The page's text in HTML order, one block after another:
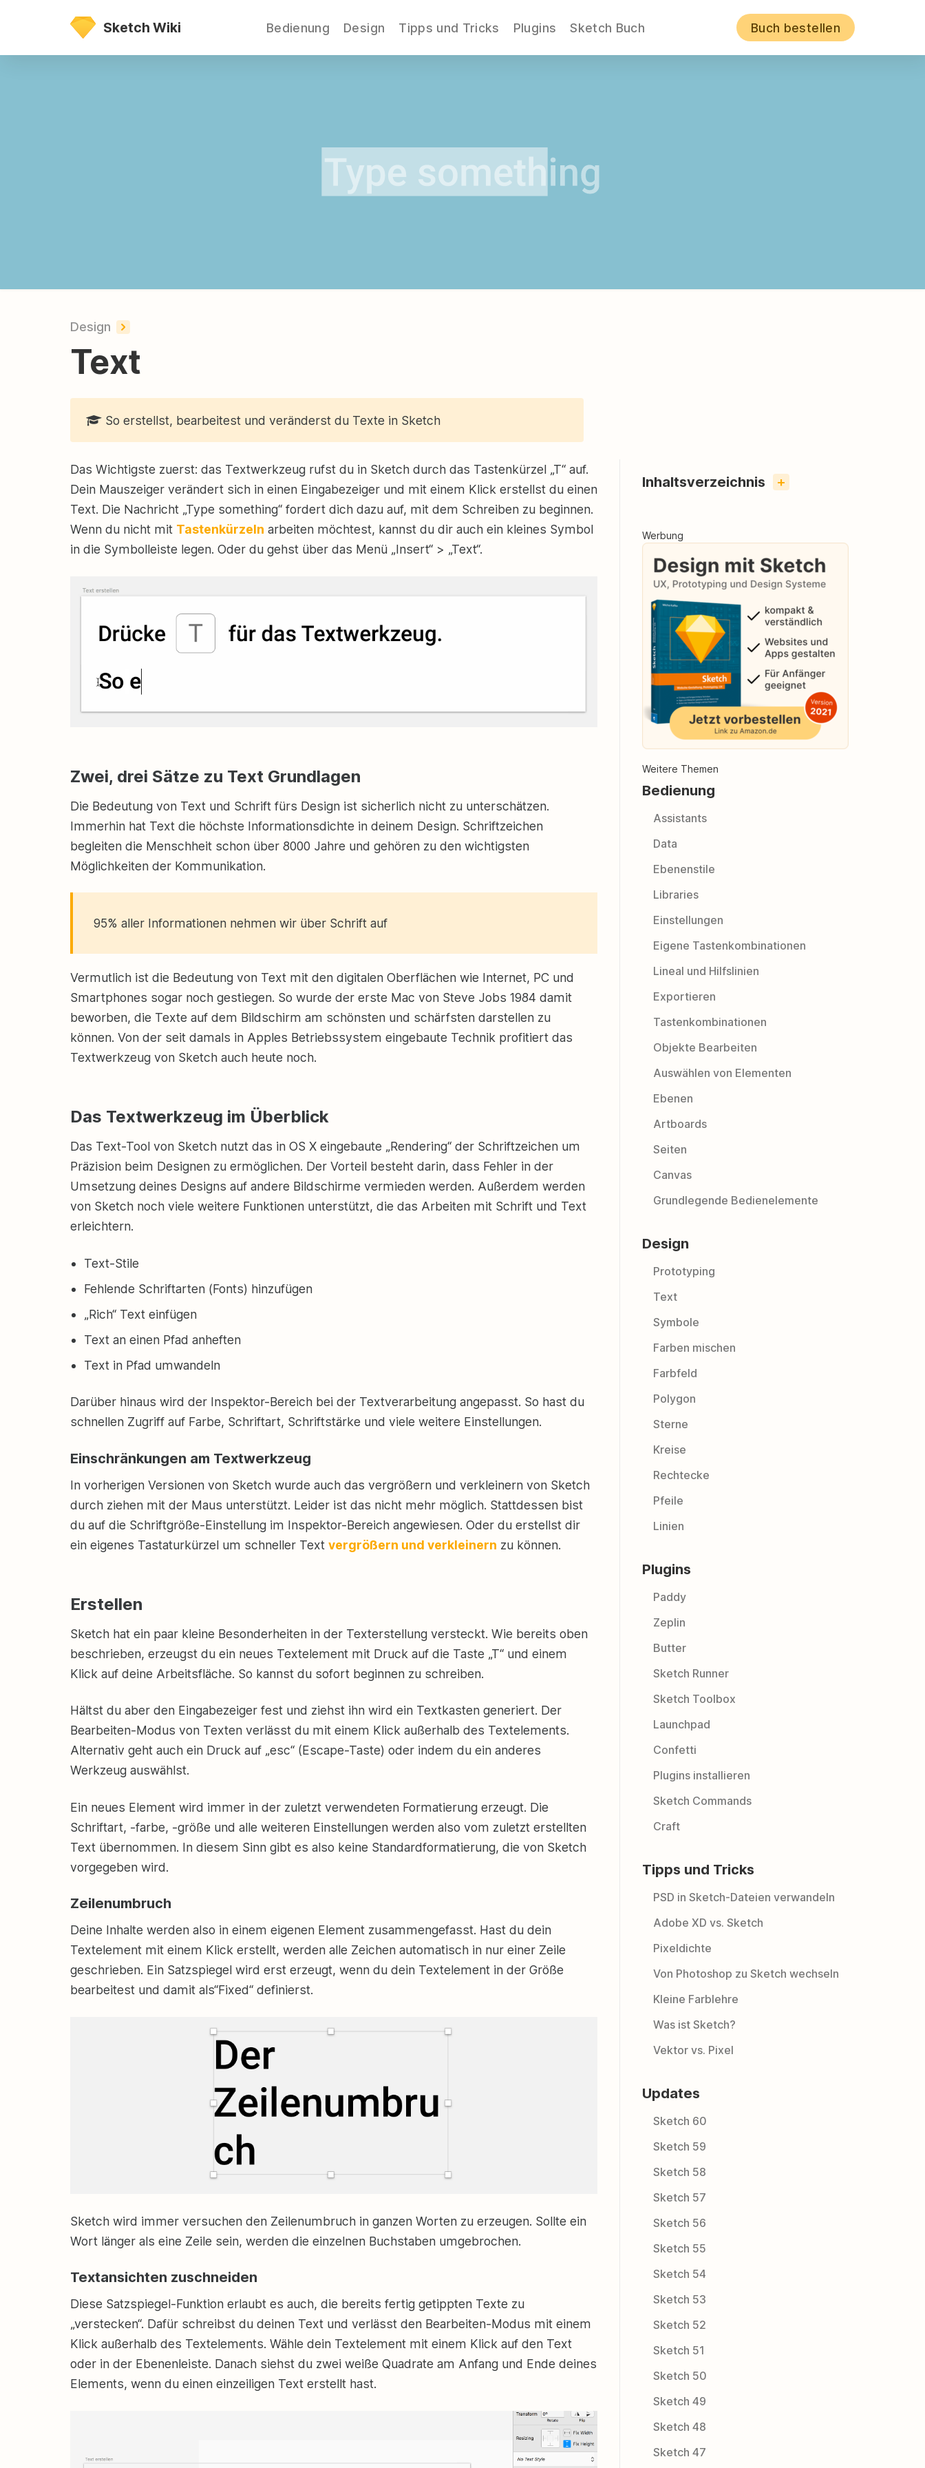
Sketch Wiki Bedienung Design Tipps und Tricks Plugins Sketch Buch Buch bestellen
Design
Text
So erstellst, bearbeitest und veränderst du Texte in Sketch
Das Wichtigste zuerst: das Textwerkzeug rufst du in Sketch durch das Tastenkürzel „T“ auf.
Dein Mauszeiger verändert sich in einen Eingabezeiger und mit einem Klick erstellst du einen
Text. Die Nachricht „Type something“ fordert dich dazu auf, mit dem Schreiben zu beginnen.
Wenn du nicht mit Tastenkürzeln arbeiten möchtest, kannst du dir auch ein kleines Symbol
in die Symbolleiste legen. Oder du gehst über das Menü „Insert“ > „Text“.
Zwei, drei Sätze zu Text Grundlagen
Die Bedeutung von Text und Schrift fürs Design ist sicherlich nicht zu unterschätzen.
Immerhin hat Text die höchste Informationsdichte in deinem Design. Schriftzeichen
begleiten die Menschheit schon über 8000 Jahre und gehören zu den wichtigsten
Möglichkeiten der Kommunikation.
95% aller Informationen nehmen wir über Schrift auf
Vermutlich ist die Bedeutung von Text mit den digitalen Oberflächen wie Internet, PC und
Smartphones sogar noch gestiegen. So wurde der erste Mac von Steve Jobs 1984 damit
beworben, die Texte auf dem Bildschirm am schönsten und schärfsten darstellen zu
können. Von der seit damals in Apples Betriebssystem eingebaute Technik profitiert das
Textwerkzeug von Sketch auch heute noch.
Das Textwerkzeug im Überblick
Das Text-Tool von Sketch nutzt das in OS X eingebaute „Rendering“ der Schriftzeichen um
Präzision beim Designen zu ermöglichen. Der Vorteil besteht darin, dass Fehler in der
Umsetzung deines Designs auf andere Bildschirme vermieden werden. Außerdem werden
von Sketch noch viele weitere Funktionen unterstützt, die das Arbeiten mit Schrift und Text
erleichtern.
Text-Stile
Fehlende Schriftarten (Fonts) hinzufügen
„Rich“ Text einfügen
Text an einen Pfad anheften
Text in Pfad umwandeln
Darüber hinaus wird der Inspektor-Bereich bei der Textverarbeitung angepasst. So hast du
schnellen Zugriff auf Farbe, Schriftart, Schriftstärke und viele weitere Einstellungen.
Einschränkungen am Textwerkzeug
In vorherigen Versionen von Sketch wurde auch das vergrößern und verkleinern von Sketch
durch ziehen mit der Maus unterstützt. Leider ist das nicht mehr möglich. Stattdessen bist
du auf die Schriftgröße-Einstellung im Inspektor-Bereich angewiesen. Oder du erstellst dir
ein eigenes Tastaturkürzel um schneller Text vergrößern und verkleinern zu können.
Erstellen
Sketch hat ein paar kleine Besonderheiten in der Texterstellung versteckt. Wie bereits oben
beschrieben, erzeugst du ein neues Textelement mit Druck auf die Taste „T“ und einem
Klick auf deine Arbeitsfläche. So kannst du sofort beginnen zu schreiben.
Hältst du aber den Eingabezeiger fest und ziehst ihn wird ein Textkasten generiert. Der
Bearbeiten-Modus von Texten verlässt du mit einem Klick außerhalb des Textelements.
Alternativ geht auch ein Druck auf „esc“ (Escape-Taste) oder indem du ein anderes
Werkzeug auswählst.
Ein neues Element wird immer in der zuletzt verwendeten Formatierung erzeugt. Die
Schriftart, -farbe, -größe und alle weiteren Einstellungen werden also vom zuletzt erstellten
Text übernommen. In diesem Sinn gibt es also keine Standardformatierung, die von Sketch
vorgegeben wird.
Zeilenumbruch
Deine Inhalte werden also in einem eigenen Element zusammengefasst. Hast du dein
Textelement mit einem Klick erstellt, werden alle Zeichen automatisch in nur einer Zeile
geschrieben. Ein Satzspiegel wird erst erzeugt, wenn du dein Textelement in der Größe
bearbeitest und damit als“Fixed“ definierst.
Sketch wird immer versuchen den Zeilenumbruch in ganzen Worten zu erzeugen. Sollte ein
Wort länger als eine Zeile sein, werden die einzelnen Buchstaben umgebrochen.
Textansichten zuschneiden
Diese Satzspiegel-Funktion erlaubt es auch, die bereits fertig getippten Texte zu
„verstecken“. Dafür schreibst du deinen Text und verlässt den Bearbeiten-Modus mit einem
Klick außerhalb des Textelements. Wähle dein Textelement mit einem Klick auf den Text
oder in der Ebenenleiste. Danach siehst du zwei weiße Quadrate am Anfang und Ende deines
Elements, wenn du einen einzeiligen Text erstellt hast.
Inhaltsverzeichnis +
Werbung
Weitere Themen
Bedienung
Assistants
Data
Ebenenstile
Libraries
Einstellungen
Eigene Tastenkombinationen
Lineal und Hilfslinien
Exportieren
Tastenkombinationen
Objekte Bearbeiten
Auswählen von Elementen
Ebenen
Artboards
Seiten
Canvas
Grundlegende Bedienelemente
Design
Prototyping
Text
Symbole
Farben mischen
Farbfeld
Polygon
Sterne
Kreise
Rechtecke
Pfeile
Linien
Plugins
Paddy
Zeplin
Butter
Sketch Runner
Sketch Toolbox
Launchpad
Confetti
Plugins installieren
Sketch Commands
Craft
Tipps und Tricks
PSD in Sketch-Dateien verwandeln
Adobe XD vs. Sketch
Pixeldichte
Von Photoshop zu Sketch wechseln
Kleine Farblehre
Was ist Sketch?
Vektor vs. Pixel
Updates
Sketch 60
Sketch 59
Sketch 58
Sketch 57
Sketch 56
Sketch 55
Sketch 54
Sketch 53
Sketch 52
Sketch 51
Sketch 50
Sketch 49
Sketch 48
Sketch 47